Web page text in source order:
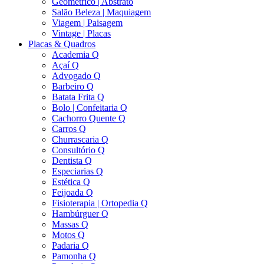
Salão Beleza | Maquiagem
Viagem | Paisagem
Vintage | Placas
Placas & Quadros
Academia Q
Açaí Q
Advogado Q
Barbeiro Q
Batata Frita Q
Bolo | Confeitaria Q
Cachorro Quente Q
Carros Q
Churrascaria Q
Consultório Q
Dentista Q
Especiarias Q
Estética Q
Feijoada Q
Fisioterapia | Ortopedia Q
Hambúrguer Q
Massas Q
Motos Q
Padaria Q
Pamonha Q